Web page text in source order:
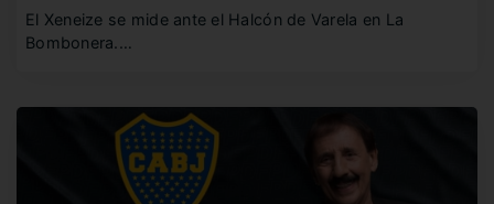
El Xeneize se mide ante el Halcón de Varela en La
Bombonera.…